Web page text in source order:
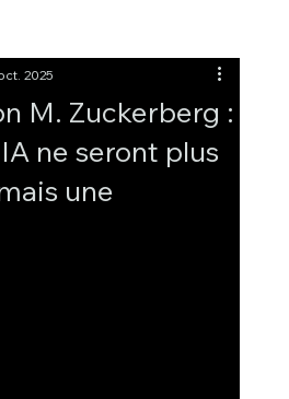
M. Zuckerberg :
ne seront plus
une
2025